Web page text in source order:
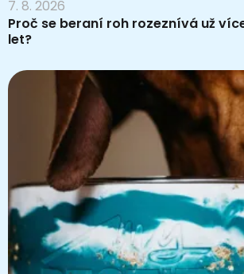
7. 8. 2026
Proč se beraní roh rozeznívá už
let?